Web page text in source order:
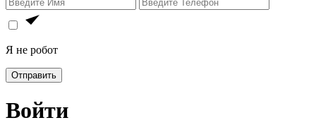
Я не робот
Отправить
Войти